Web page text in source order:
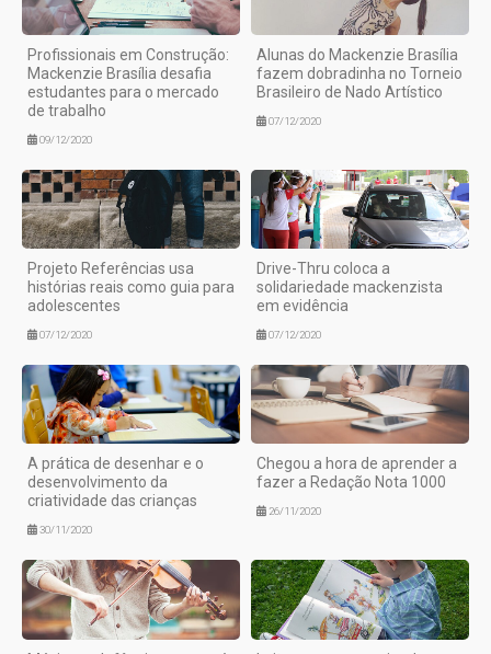
Profissionais em Construção:
Mackenzie Brasília desafia
estudantes para o mercado
de trabalho
09/12/2020
Alunas do Mackenzie Brasília
fazem dobradinha no Torneio
Brasileiro de Nado Artístico
07/12/2020
Projeto Referências usa
histórias reais como guia para
adolescentes
07/12/2020
Drive-Thru coloca a
solidariedade mackenzista
em evidência
07/12/2020
A prática de desenhar e o
desenvolvimento da
criatividade das crianças
30/11/2020
Chegou a hora de aprender a
fazer a Redação Nota 1000
26/11/2020